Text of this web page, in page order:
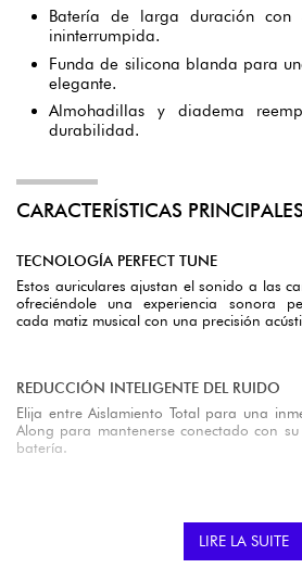
Batería de larga duración con
ininterrumpida.
Funda de silicona blanda para
elegante.
Almohadillas y diadema
durabilidad.
CARACTERÍSTICAS
TECNOLOGÍA PERFECT TUNE
Estos auriculares ajustan el sonido a las
ofreciéndole una experiencia sonora
cada matiz musical con una precisión
REDUCCIÓN INTELIGENTE DEL RUIDO
Elija entre Aislamiento Total para una
Along para mantenerse conectado con
batería.
Los auriculares permanecen en su
movimientos dinámicos. El botón
LIRE LA SUITE